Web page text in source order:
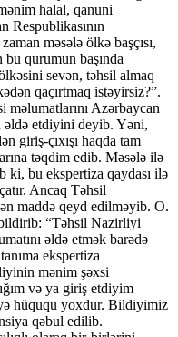
halal, qanuni
Respublikasının
məsələ ölkə başçısı,
qurumun başında
sevən, təhsil almaq
qaçırtmaq istəyirsiz?”.
Azərbaycan
etdiyini deyib. Yəni,
giriş-çıxışı haqda tam
təqdim edib. Məsələ ilə
ki, bu ekspertiza qaydası ilə
Ancaq Təhsil
maddə qeyd edilməyib. O.
“Təhsil Nazirliyi
əldə etmək barədə
ekspertiza
mənim şəxsi
və ya giriş etdiyim
hüququ yoxdur. Bildiyimiz
qəbul edilib.